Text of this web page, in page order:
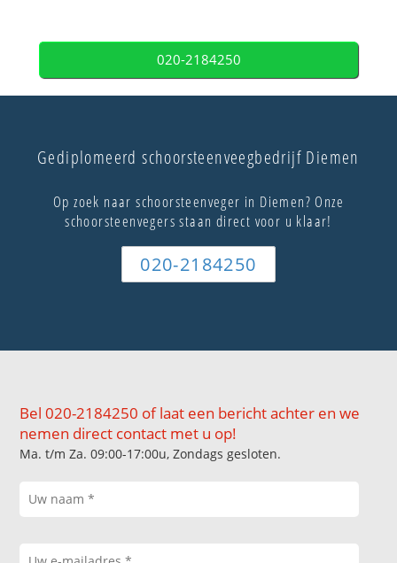
020-2184250
Gediplomeerd schoorsteenveegbedrijf Diemen
Op zoek naar schoorsteenveger in Diemen? Onze
schoorsteenvegers staan direct voor u klaar!
020-2184250
Bel 020-2184250 of laat een bericht achter en we
nemen direct contact met u op!
Ma. t/m Za. 09:00-17:00u, Zondags gesloten.